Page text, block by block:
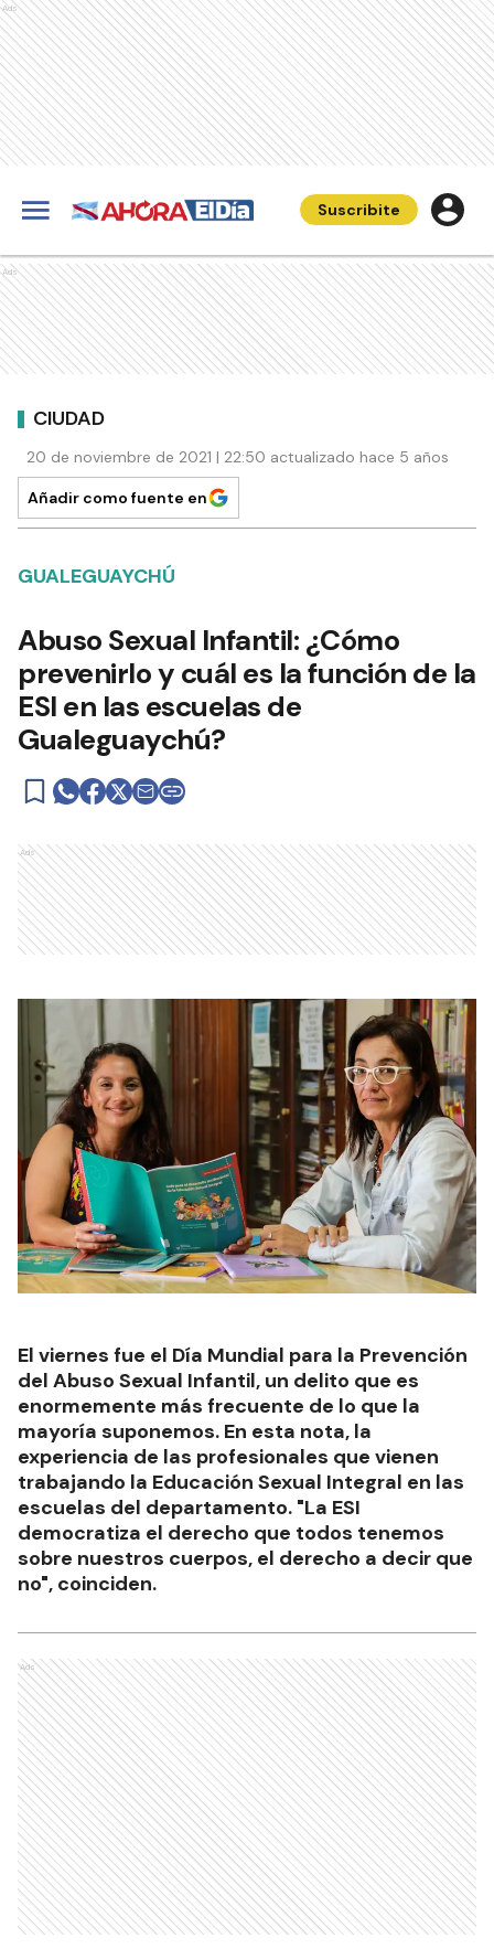
Ads
Suscribite
Ads
CIUDAD
20 de noviembre de 2021 | 22:50 actualizado hace 5 años
Añadir como fuente en
GUALEGUAYCHÚ
Abuso Sexual Infantil: ¿Cómo
prevenirlo y cuál es la función de la
ESI en las escuelas de
Gualeguaychú?
Ads
El viernes fue el Día Mundial para la Prevención
del Abuso Sexual Infantil, un delito que es
enormemente más frecuente de lo que la
mayoría suponemos. En esta nota, la
experiencia de las profesionales que vienen
trabajando la Educación Sexual Integral en las
escuelas del departamento. "La ESI
democratiza el derecho que todos tenemos
sobre nuestros cuerpos, el derecho a decir que
no", coinciden.
Ads